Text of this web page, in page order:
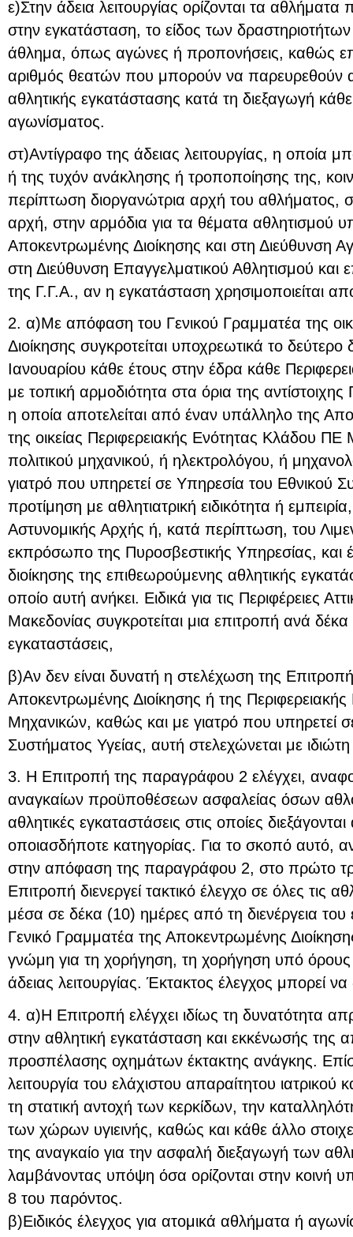
ε)Στην άδεια λειτουργίας ορίζονται τα
στην εγκατάσταση, το είδος των
άθλημα, όπως αγώνες ή προπονήσεις, καθώς
αριθμός θεατών που μπορούν να παρευρεθούν
αθλητικής εγκατάστασης κατά τη διεξαγωγή
αγωνίσματος.
στ)Αντίγραφο της άδειας λειτουργίας, η οποία
ή της τυχόν ανάκλησης ή τροποποίησης της,
περίπτωση διοργανώτρια αρχή του αθλήματος,
αρχή, στην αρμόδια για τα θέματα αθλητισμού
Αποκεντρωμένης Διοίκησης και στη Διεύθυνση
στη Διεύθυνση Επαγγελματικού Αθλητισμού και
της Γ.Γ.Α., αν η εγκατάσταση χρησιμοποιείται
2. α)Με απόφαση του Γενικού Γραμματέα της
Διοίκησης συγκροτείται υποχρεωτικά το
Ιανουαρίου κάθε έτους στην έδρα κάθε
με τοπική αρμοδιότητα στα όρια της αντίστοιχης
η οποία αποτελείται από έναν υπάλληλο της
της οικείας Περιφερειακής Ενότητας Κλάδου ΠΕ
πολιτικού μηχανικού, ή ηλεκτρολόγου, ή
γιατρό που υπηρετεί σε Υπηρεσία του Εθνικού
προτίμηση με αθλητιατρική ειδικότητα ή
Αστυνομικής Αρχής ή, κατά περίπτωση, του
εκπρόσωπο της Πυροσβεστικής Υπηρεσίας, και
διοίκησης της επιθεωρούμενης αθλητικής
οποίο αυτή ανήκει. Ειδικά για τις Περιφέρειες
Μακεδονίας συγκροτείται μια επιτροπή ανά
εγκαταστάσεις,
β)Αν δεν είναι δυνατή η στελέχωση της
Αποκεντρωμένης Διοίκησης ή της
Μηχανικών, καθώς και με γιατρό που υπηρετεί
Συστήματος Υγείας, αυτή στελεχώνεται με
3. Η Επιτροπή της παραγράφου 2 ελέγχει,
αναγκαίων προϋποθέσεων ασφαλείας όσων
αθλητικές εγκαταστάσεις στις οποίες
οποιασδήποτε κατηγορίας. Για το σκοπό αυτό, αν
στην απόφαση της παραγράφου 2, στο πρώτο
Επιτροπή διενεργεί τακτικό έλεγχο σε όλες τις
μέσα σε δέκα (10) ημέρες από τη διενέργεια του
Γενικό Γραμματέα της Αποκεντρωμένης
γνώμη για τη χορήγηση, τη χορήγηση υπό
άδειας λειτουργίας. Έκτακτος έλεγχος μπορεί να
4. α)Η Επιτροπή ελέγχει ιδίως τη δυνατότητα
στην αθλητική εγκατάσταση και εκκένωσής της
προσπέλασης οχημάτων έκτακτης ανάγκης.
λειτουργία του ελάχιστου απαραίτητου ιατρικού
τη στατική αντοχή των κερκίδων, την
των χώρων υγιεινής, καθώς και κάθε άλλο
της αναγκαίο για την ασφαλή διεξαγωγή των
λαμβάνοντας υπόψη όσα ορίζονται στην κοινή
8 του παρόντος.
β)Ειδικός έλεγχος για ατομικά αθλήματα ή